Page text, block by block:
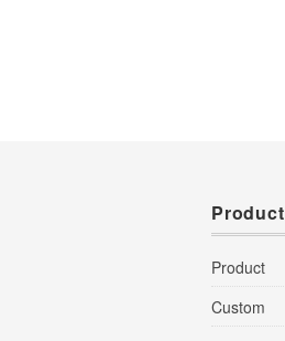
Product
Product
Custom